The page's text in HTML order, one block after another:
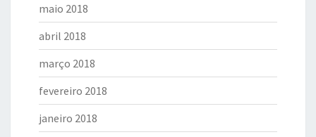
maio 2018
abril 2018
março 2018
fevereiro 2018
janeiro 2018